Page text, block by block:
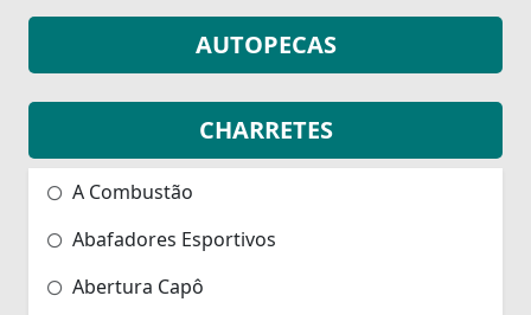
AUTOPECAS
CHARRETES
A Combustão
Abafadores Esportivos
Abertura Capô